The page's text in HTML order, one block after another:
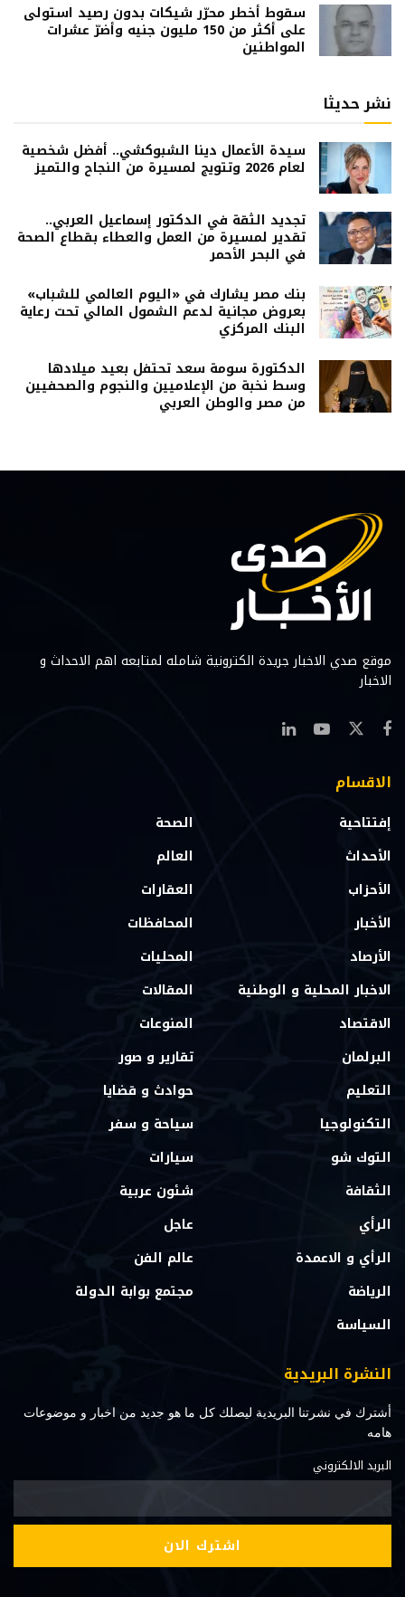
سقوط أخطر محرّر شيكات بدون رصيد استولى
على أكثر من 150 مليون جنيه وأضرّ عشرات
المواطنين
نشر حديثا
سيدة الأعمال دينا الشبوكشي.. أفضل شخصية
لعام 2026 وتتويج لمسيرة من النجاح والتميز
تجديد الثقة في الدكتور إسماعيل العربي..
تقدير لمسيرة من العمل والعطاء بقطاع الصحة
في البحر الأحمر
بنك مصر يشارك في «اليوم العالمي للشباب»
بعروض مجانية لدعم الشمول المالي تحت رعاية
البنك المركزي
الدكتورة سومة سعد تحتفل بعيد ميلادها
وسط نخبة من الإعلاميين والنجوم والصحفيين
من مصر والوطن العربي
موقع صدي الاخبار جريدة الكترونية شامله لمتابعه اهم الاحداث و
الاخبار
الاقسام
إفتتاحية
الأحداث
الأحزاب
الأخبار
الأرصاد
الاخبار المحلية و الوطنية
الاقتصاد
البرلمان
التعليم
التكنولوجيا
التوك شو
الثقافة
الرأي
الرأي و الاعمدة
الرياضة
السياسة
الصحة
العالم
العقارات
المحافظات
المحليات
المقالات
المنوعات
تقارير و صور
حوادث و قضايا
سياحة و سفر
سيارات
شئون عربية
عاجل
عالم الفن
مجتمع بوابة الدولة
النشرة البريدية
أشترك في نشرتنا البريدية ليصلك كل ما هو جديد من اخبار و موضوعات
هامه
البريد الالكتروني